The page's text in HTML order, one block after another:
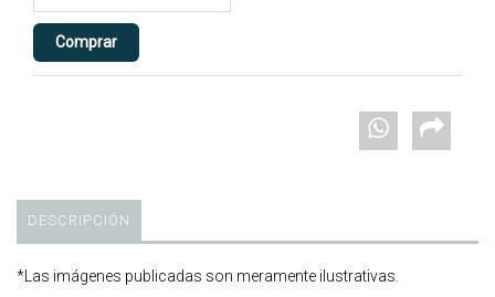
DESCRIPCIÓN
*Las imágenes publicadas son meramente ilustrativas.